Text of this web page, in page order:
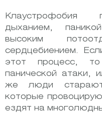
Клаустрофобия
дыханием,
высоким
сердцебиением.
этот процесс,
панической
же люди
которые
ездят на